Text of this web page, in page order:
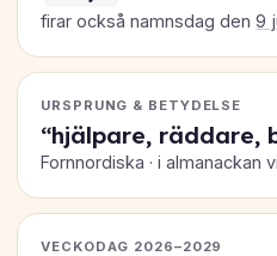
firar också namnsdag den9
URSPRUNG & BETYDELSE
“hjälpare, räddare,
Fornnordiska · i almanackan
VECKODAG 2026–2029